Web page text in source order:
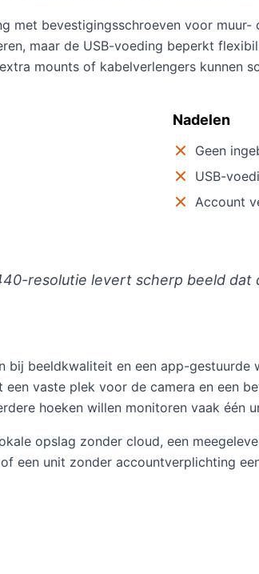
met bevestigingsschroeven voor
maar de USB-voeding beperkt
mounts of kabelverlengers kunnen
Nadelen
Geen
USB-
Account
resolutie levert scherp beeld
beeldkwaliteit en een app-
vaste plek voor de camera en een
hoeken willen monitoren vaak één
opslag zonder cloud, een
een unit zonder accountverplichting